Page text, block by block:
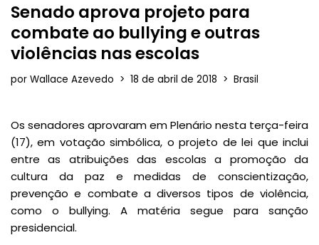
Senado aprova projeto para
combate ao bullying e outras
violências nas escolas
por Wallace Azevedo 18 de abril de 2018 Brasil
Os senadores aprovaram em Plenário nesta terça-feira
(17), em votação simbólica, o projeto de lei que inclui
entre as atribuições das escolas a promoção da
cultura da paz e medidas de conscientização,
prevenção e combate a diversos tipos de violência,
como o bullying. A matéria segue para sanção
presidencial.